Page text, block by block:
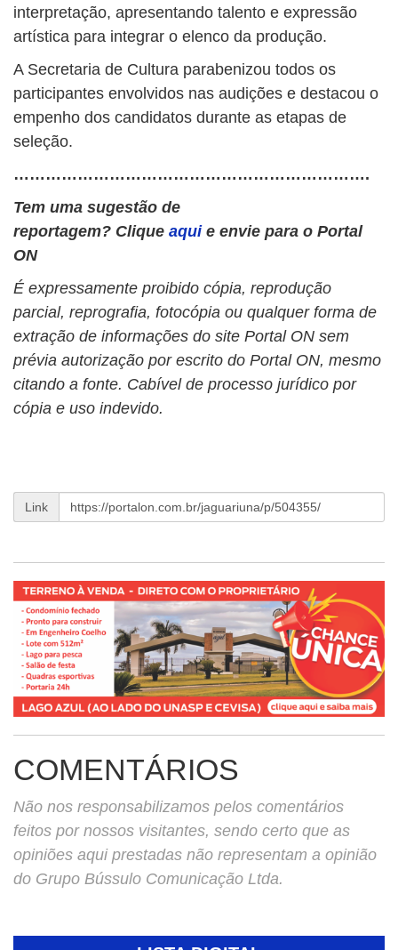
interpretação, apresentando talento e expressão
artística para integrar o elenco da produção.
A Secretaria de Cultura parabenizou todos os
participantes envolvidos nas audições e destacou o
empenho dos candidatos durante as etapas de
seleção.
………………………………………………………….
Tem uma sugestão de
reportagem? Clique aqui e envie para o Portal
ON
É expressamente proibido cópia, reprodução
parcial, reprografia, fotocópia ou qualquer forma de
extração de informações do site Portal ON sem
prévia autorização por escrito do Portal ON, mesmo
citando a fonte. Cabível de processo jurídico por
cópia e uso indevido.
Link
COMENTÁRIOS
Não nos responsabilizamos pelos comentários
feitos por nossos visitantes, sendo certo que as
opiniões aqui prestadas não representam a opinião
do Grupo Bússulo Comunicação Ltda.